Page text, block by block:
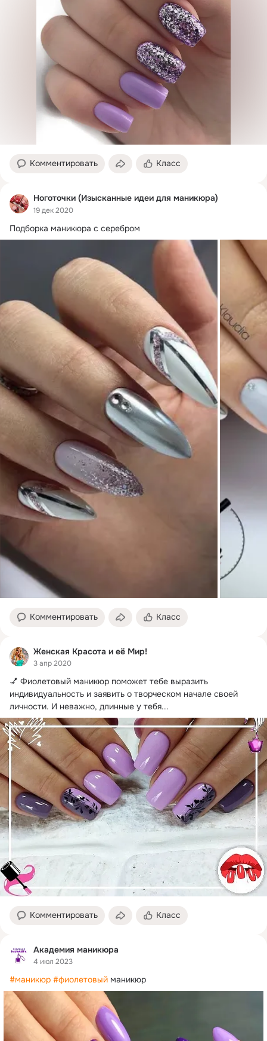
Комментировать Класс
Ноготочки (Изысканные идеи для маникюра)
19 дек 2020
Подборка маникюра с серебром
Комментировать Класс
Женская Красота и её Мир!
3 апр 2020
💅 Фиолетовый маникюр поможет тебе выразить
индивидуальность и заявить о творческом начале своей
личности. И неважно, длинные у тебя...
Комментировать Класс
Академия маникюра
4 июл 2023
#маникюр #фиолетовый маникюр